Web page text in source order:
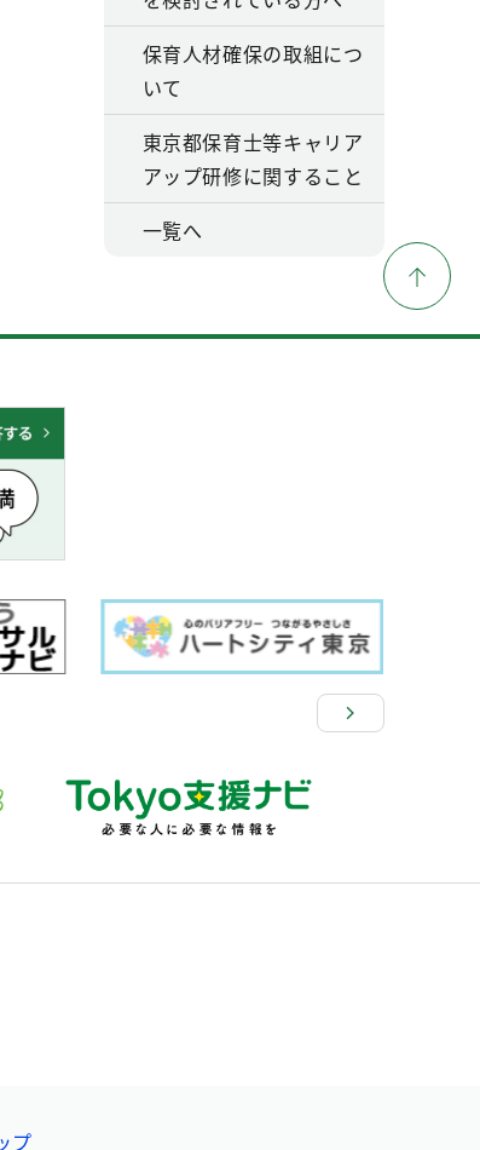
保育人材確保の取組につ
いて
東京都保育士等キャリア
アップ研修に関すること
一覧へ
プ